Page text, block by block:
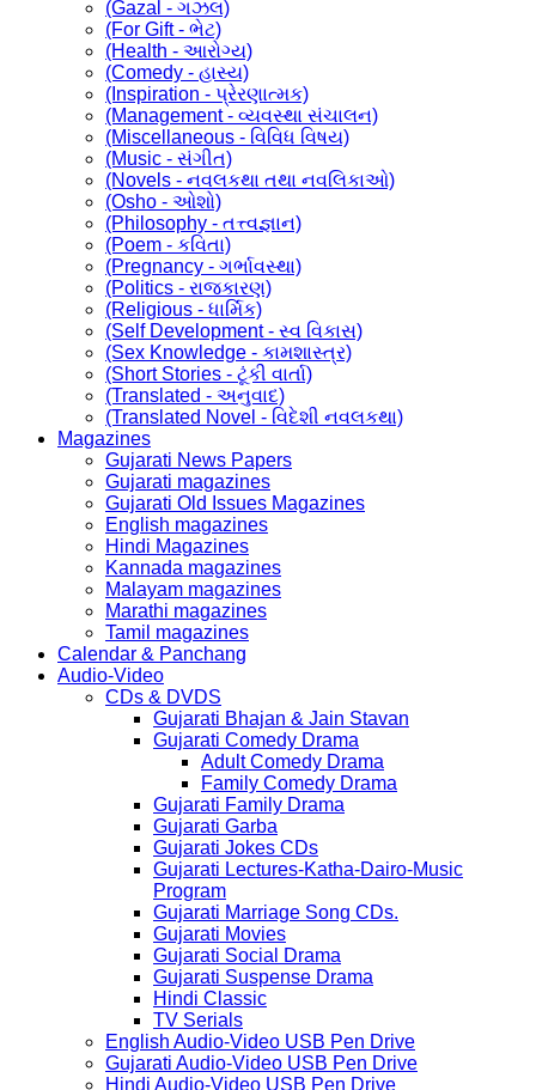
(Gazal - ગઝલ)
(For Gift - ભેટ)
(Health - આરોગ્ય)
(Comedy - હાસ્ય)
(Inspiration - પ્રેરણાત્મક)
(Management - વ્યવસ્થા સંચાલન)
(Miscellaneous - વિવિધ વિષય)
(Music - સંગીત)
(Novels - નવલકથા તથા નવલિકાઓ)
(Osho - ઓશો)
(Philosophy - તત્ત્વજ્ઞાન)
(Poem - કવિતા)
(Pregnancy - ગર્ભાવસ્થા)
(Politics - રાજકારણ)
(Religious - ધાર્મિક)
(Self Development - સ્વ વિકાસ)
(Sex Knowledge - કામશાસ્ત્ર)
(Short Stories - ટૂંકી વાર્તા)
(Translated - અનુવાદ)
(Translated Novel - વિદેશી નવલકથા)
Magazines
Gujarati News Papers
Gujarati magazines
Gujarati Old Issues Magazines
English magazines
Hindi Magazines
Kannada magazines
Malayam magazines
Marathi magazines
Tamil magazines
Calendar & Panchang
Audio-Video
CDs & DVDS
Gujarati Bhajan & Jain Stavan
Gujarati Comedy Drama
Adult Comedy Drama
Family Comedy Drama
Gujarati Family Drama
Gujarati Garba
Gujarati Jokes CDs
Gujarati Lectures-Katha-Dairo-Music
Program
Gujarati Marriage Song CDs.
Gujarati Movies
Gujarati Social Drama
Gujarati Suspense Drama
Hindi Classic
TV Serials
English Audio-Video USB Pen Drive
Gujarati Audio-Video USB Pen Drive
Hindi Audio-Video USB Pen Drive